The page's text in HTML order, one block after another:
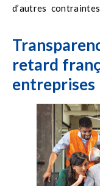
d’autres
contentieux
du travail
concerné dès
temps de travail.
gérée, la facture
outil de suivi adapté.
retard
entreprises